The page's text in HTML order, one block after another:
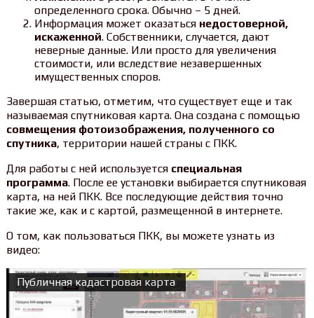
определенного срока. Обычно – 5 дней.
Информация может оказаться недостоверной,
искаженной. Собственники, случается, дают
неверные данные. Или просто для увеличения
стоимости, или вследствие незавершенных
имущественных споров.
Завершая статью, отметим, что существует еще и так
называемая спутниковая карта. Она создана с помощью
совмещения фотоизображения, полученного со
спутника, территории нашей страны с ПКК.
Для работы с ней используется специальная
программа. После ее установки выбирается спутниковая
карта, на ней ПКК. Все последующие действия точно
такие же, как и с картой, размещенной в интернете.
О том, как пользоваться ПКК, вы можете узнать из
видео:
Публичная кадастровая карта